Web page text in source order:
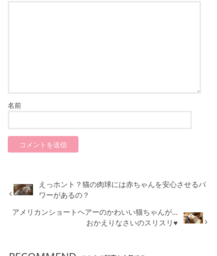
名前
えっホント？猫の肉球には赤ちゃんを安心させるパ
ワーがあるの？
アメリカンショートヘアーのかわいい猫ちゃんが...
おかえりなさいのスリスリ♥